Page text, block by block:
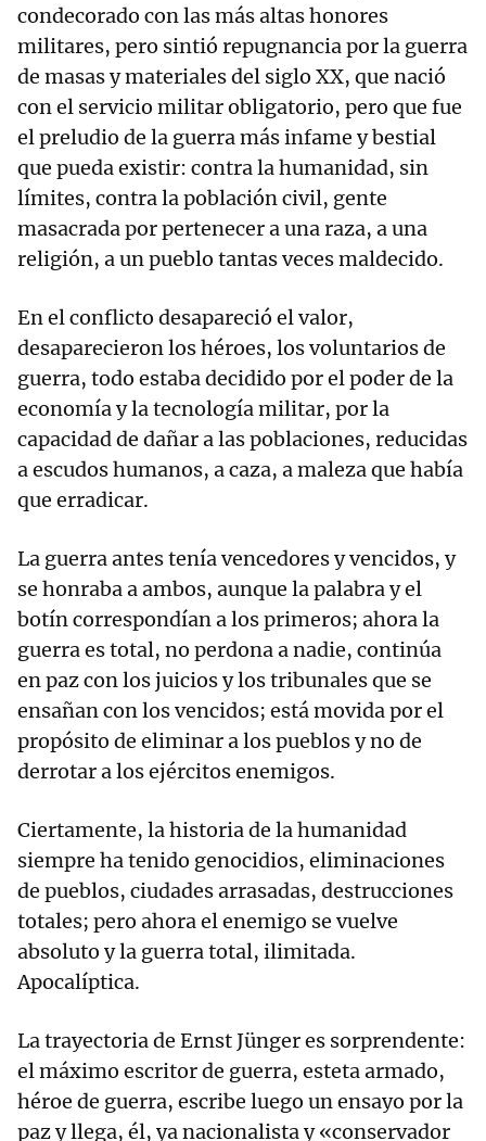
condecorado con las más altas honores
militares, pero sintió repugnancia por la guerra
de masas y materiales del siglo XX, que nació
con el servicio militar obligatorio, pero que fue
el preludio de la guerra más infame y bestial
que pueda existir: contra la humanidad, sin
límites, contra la población civil, gente
masacrada por pertenecer a una raza, a una
religión, a un pueblo tantas veces maldecido.
En el conflicto desapareció el valor,
desaparecieron los héroes, los voluntarios de
guerra, todo estaba decidido por el poder de la
economía y la tecnología militar, por la
capacidad de dañar a las poblaciones, reducidas
a escudos humanos, a caza, a maleza que había
que erradicar.
La guerra antes tenía vencedores y vencidos, y
se honraba a ambos, aunque la palabra y el
botín correspondían a los primeros; ahora la
guerra es total, no perdona a nadie, continúa
en paz con los juicios y los tribunales que se
ensañan con los vencidos; está movida por el
propósito de eliminar a los pueblos y no de
derrotar a los ejércitos enemigos.
Ciertamente, la historia de la humanidad
siempre ha tenido genocidios, eliminaciones
de pueblos, ciudades arrasadas, destrucciones
totales; pero ahora el enemigo se vuelve
absoluto y la guerra total, ilimitada.
Apocalíptica.
La trayectoria de Ernst Jünger es sorprendente:
el máximo escritor de guerra, esteta armado,
héroe de guerra, escribe luego un ensayo por la
paz y llega, él, ya nacionalista y «conservador